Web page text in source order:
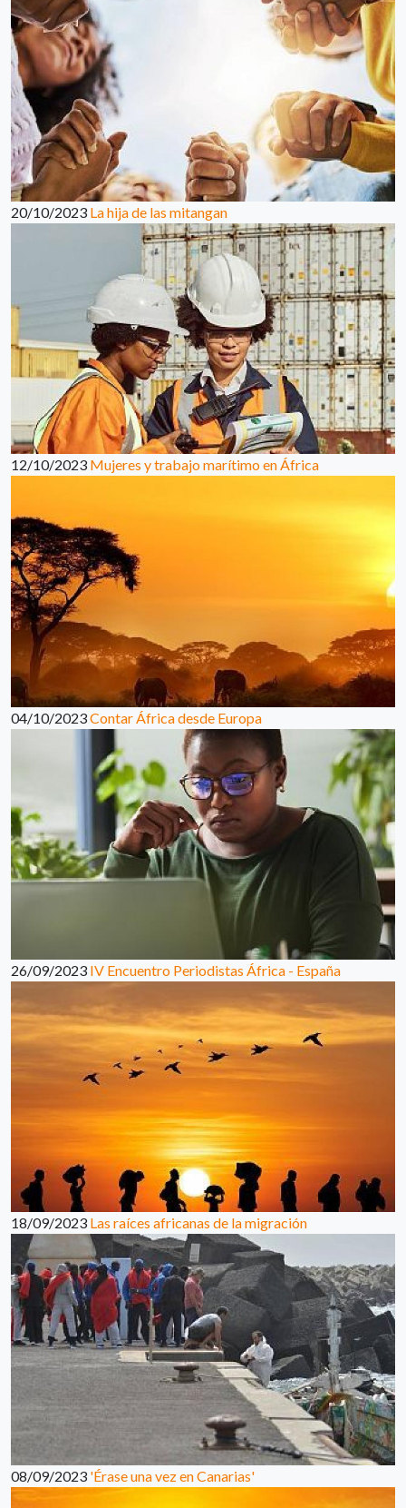
20/10/2023 La hija de las mitangan
12/10/2023 Mujeres y trabajo marítimo en África
04/10/2023Contar África desde Europa
26/09/2023 IV Encuentro Periodistas África - España
18/09/2023 Las raíces africanas de la migración
08/09/2023 'Érase una vez en Canarias'